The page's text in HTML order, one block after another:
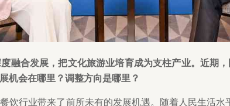
融合发展，把文化旅游业培育成为支柱产业。近期
机会在哪里？调整方向是哪里？
饮行业带来了前所未有的发展机遇。随着人民生活